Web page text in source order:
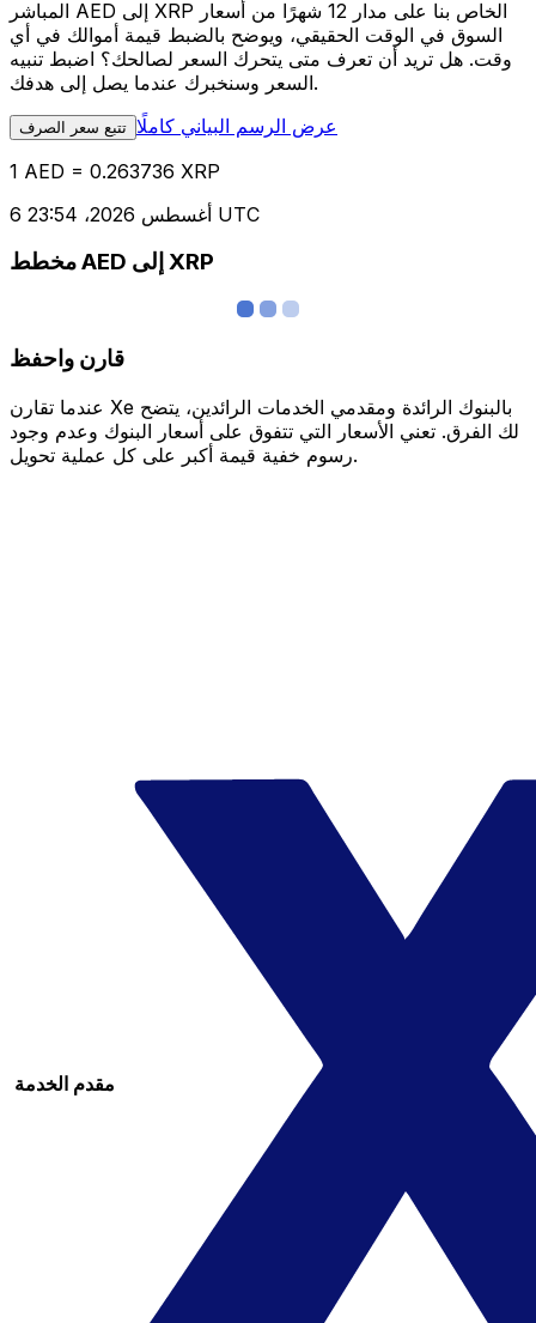
المباشر AED إلى XRP الخاص بنا على مدار 12 شهرًا من أسعار
السوق في الوقت الحقيقي، ويوضح بالضبط قيمة أموالك في أي
وقت. هل تريد أن تعرف متى يتحرك السعر لصالحك؟ اضبط تنبيه
السعر وسنخبرك عندما يصل إلى هدفك.
تتبع سعر الصرف عرض الرسم البياني كاملًا
1 AED = 0.263736 XRP
6 أغسطس 2026، 23:54 UTC
مخطط AED إلى XRP
قارن واحفظ
عندما تقارن Xe بالبنوك الرائدة ومقدمي الخدمات الرائدين، يتضح
لك الفرق. تعني الأسعار التي تتفوق على أسعار البنوك وعدم وجود
رسوم خفية قيمة أكبر على كل عملية تحويل.
مقدم الخدمة